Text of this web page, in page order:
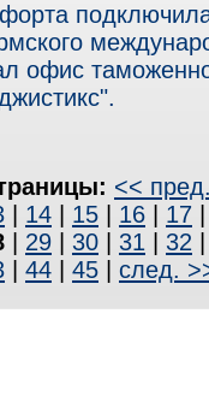
офис
<<
14 15 16 17
29 30 31 32
44 45 след.